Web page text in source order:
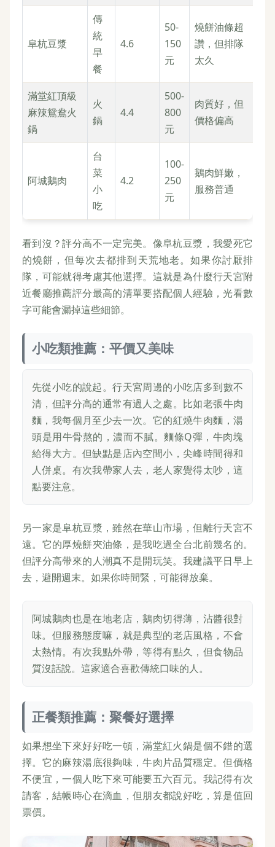
阜杭豆漿
傳
統
早
餐
4.6
50-
150
元
燒餅油條超
讚，但排隊
太久
滿堂紅頂級
麻辣鴛鴦火
鍋
火
鍋
4.4
500-
800
元
肉質好，但
價格偏高
阿城鵝肉
台
菜
小
吃
4.2
100-
250
元
鵝肉鮮嫩，
服務普通
看到沒？評分高不一定完美。像阜杭豆漿，我愛死它
的燒餅，但每次去都排到天荒地老。如果你討厭排
隊，可能就得考慮其他選擇。這就是為什麼行天宮附
近餐廳推薦評分最高的清單要搭配個人經驗，光看數
字可能會漏掉這些細節。
小吃類推薦：平價又美味
先從小吃的說起。行天宮周邊的小吃店多到數不
清，但評分高的通常有過人之處。比如老張牛肉
麵，我每個月至少去一次。它的紅燒牛肉麵，湯
頭是用牛骨熬的，濃而不膩。麵條Q彈，牛肉塊
給得大方。但缺點是店內空間小，尖峰時間得和
人併桌。有次我帶家人去，老人家覺得太吵，這
點要注意。
另一家是阜杭豆漿，雖然在華山市場，但離行天宮不
遠。它的厚燒餅夾油條，是我吃過全台北前幾名的。
但評分高帶來的人潮真不是開玩笑。我建議平日早上
去，避開週末。如果你時間緊，可能得放棄。
阿城鵝肉也是在地老店，鵝肉切得薄，沾醬很對
味。但服務態度嘛，就是典型的老店風格，不會
太熱情。有次我點外帶，等得有點久，但食物品
質沒話說。這家適合喜歡傳統口味的人。
正餐類推薦：聚餐好選擇
如果想坐下來好好吃一頓，滿堂紅火鍋是個不錯的選
擇。它的麻辣湯底很夠味，牛肉片品質穩定。但價格
不便宜，一個人吃下來可能要五六百元。我記得有次
請客，結帳時心在滴血，但朋友都說好吃，算是值回
票價。